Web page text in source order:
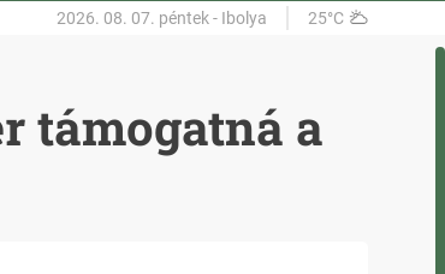
2026. 08. 07. péntek- Ibolya 25°C
támogatná a